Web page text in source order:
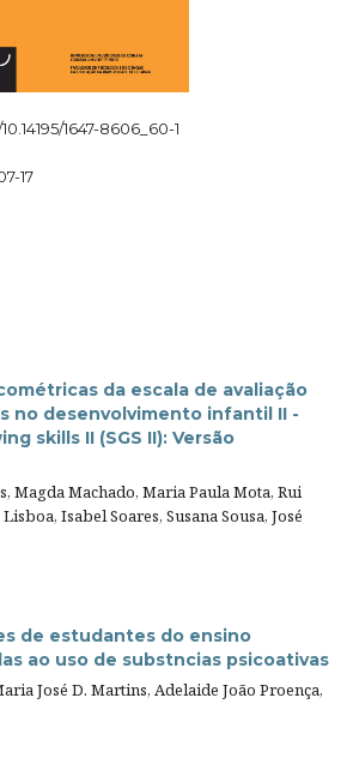
1647-8606_60-1
17
da escala de avaliação
no desenvolvimento infantil II -
skills II (SGS II): Versão
Magda Machado, Maria Paula Mota, Rui
Isabel Soares, Susana Sousa, José
de estudantes do ensino
ao uso de substncias psicoativas
José D. Martins, Adelaide João Proença,